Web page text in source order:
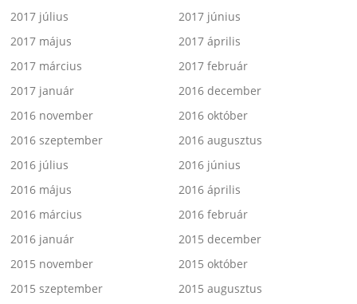
2017 július
2017 június
2017 május
2017 április
2017 március
2017 február
2017 január
2016 december
2016 november
2016 október
2016 szeptember
2016 augusztus
2016 július
2016 június
2016 május
2016 április
2016 március
2016 február
2016 január
2015 december
2015 november
2015 október
2015 szeptember
2015 augusztus